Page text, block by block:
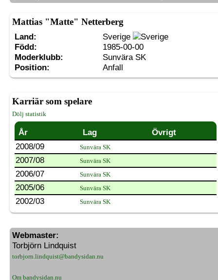
Mattias "Matte" Netterberg
Land:
Sverige
Född:
1985-00-00
Moderklubb:
Sunvära SK
Position:
Anfall
Karriär som spelare
Dölj statistik
År Lag
Övrigt
2008/09
Sunvära SK
2007/08 Sunvära SK
2006/07 Sunvära SK
2005/06 Sunvära SK
2002/03 Sunvära SK
Webmaster:
Torbjörn Lindquist
torbjorn.lindquist@bandysidan.nu
Om bandysidan.nu